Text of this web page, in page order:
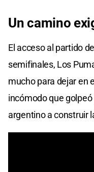
Un camino
El acceso al partido
semifinales, Los
mucho para dejar en
incómodo que
argentino a construir